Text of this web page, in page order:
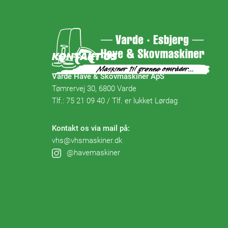
KONTAKT OS
Varde Have & Skovmaskiner ApS
Tømrervej 30, 6800 Varde
Tlf.: 75 21 09 40 / Tlf. er lukket Lørdag
Kontakt os via mail på:
vhs@vhsmaskiner.dk
@havemaskiner